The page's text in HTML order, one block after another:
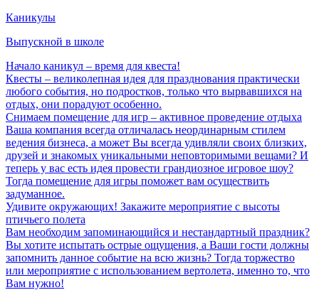
Каникулы
Выпускной в школе
Начало каникул – время для квеста!
Квесты – великолепная идея для празднования практически
любого события, но подростков, только что вырвавшихся на
отдых, они порадуют особенно.
Снимаем помещение для игр – активное проведение отдыха
Ваша компания всегда отличалась неординарным стилем
ведения бизнеса, а может Вы всегда удивляли своих близких,
друзей и знакомых уникальными неповторимыми вещами? И
теперь у вас есть идея провести грандиозное игровое шоу?
Тогда помещение для игры поможет вам осуществить
задуманное.
Удивите окружающих! Закажите мероприятие с высоты
птичьего полета
Вам необходим запоминающийся и нестандартный праздник?
Вы хотите испытать острые ощущения, а Ваши гости должны
запомнить данное событие на всю жизнь? Тогда торжество
или мероприятие с использованием вертолета, именно то, что
Вам нужно!